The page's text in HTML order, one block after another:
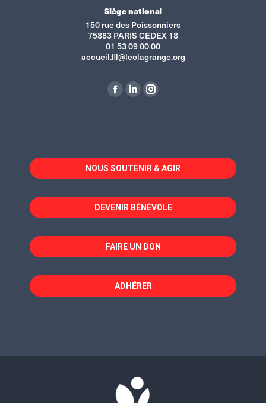
Siège national
150 rue des Poissonniers
75883 PARIS CEDEX 18
01 53 09 00 00
accueil.fll@leolagrange.org
La
dans
une
fenêtre
La
dans
une
fenêtre
La
dans
une
fenêtre
NOUS SOUTENIR & AGIR
DEVENIR BÉNÉVOLE
FAIRE UN DON
ADHÉRER